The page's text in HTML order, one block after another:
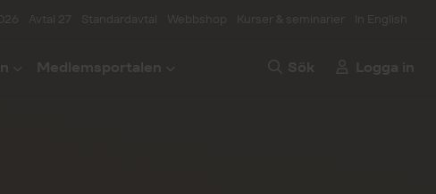
Avtal 27 Standardavtal Webbshop Kurser & seminarier In English
Medlemsportalen Sök Logga in